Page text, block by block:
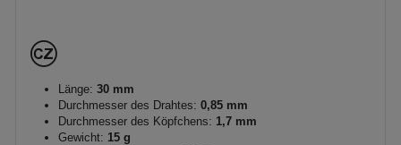
Länge: 30 mm
Durchmesser des Drahtes: 0,85 mm
Durchmesser des Köpfchens: 1,7 mm
Gewicht: 15 g